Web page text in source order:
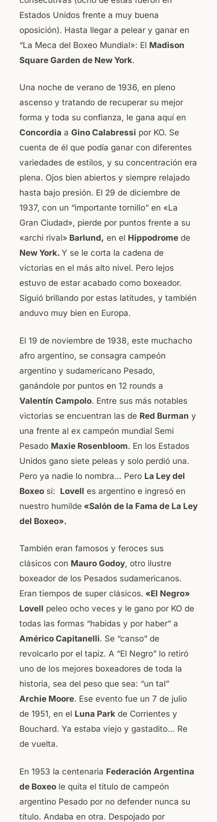
Estados Unidos frente a muy buena
oposición). Hasta llegar a pelear y ganar en
“La Meca del Boxeo Mundial»: El Madison
Square Garden de New York.
Una noche de verano de 1936, en pleno
ascenso y tratando de recuperar su mejor
forma y toda su confianza, le gana aquí en
Concordia a Gino Calabressi por KO. Se
cuenta de él que podía ganar con diferentes
variedades de estilos, y su concentración era
plena. Ojos bien abiertos y siempre relajado
hasta bajo presión. El 29 de diciembre de
1937, con un “importante tornillo” en «La
Gran Ciudad», pierde por puntos frente a su
«archi rival» Barlund, en el Hippodrome de
New York. Y se le corta la cadena de
victorias en el más alto nivel. Pero lejos
estuvo de estar acabado como boxeador.
Siguió brillando por estas latitudes, y también
anduvo muy bien en Europa.
El 19 de noviembre de 1938, este muchacho
afro argentino, se consagra campeón
argentino y sudamericano Pesado,
ganándole por puntos en 12 rounds a
Valentín Campolo. Entre sus más notables
victorias se encuentran las de Red Burman y
una frente al ex campeón mundial Semi
Pesado Maxie Rosenbloom. En los Estados
Unidos gano siete peleas y solo perdió una.
Pero ya nadie lo nombra… Pero La Ley del
Boxeo si: Lovell es argentino e ingresó en
nuestro humilde «Salón de la Fama de La Ley
del Boxeo».
También eran famosos y feroces sus
clásicos con Mauro Godoy, otro ilustre
boxeador de los Pesados sudamericanos.
Eran tiempos de super clásicos. «El Negro»
Lovell peleo ocho veces y le gano por KO de
todas las formas “habidas y por haber” a
Américo Capitanelli. Se “canso” de
revolcarlo por el tapiz. A “El Negro” lo retiró
uno de los mejores boxeadores de toda la
historia, sea del peso que sea: “un tal”
Archie Moore. Ese evento fue un 7 de julio
de 1951, en el Luna Park de Corrientes y
Bouchard. Ya estaba viejo y gastadito… Re
de vuelta.
En 1953 la centenaria Federación Argentina
de Boxeo le quita el titulo de campeón
argentino Pesado por no defender nunca su
título. Andaba en otra. Despojado por